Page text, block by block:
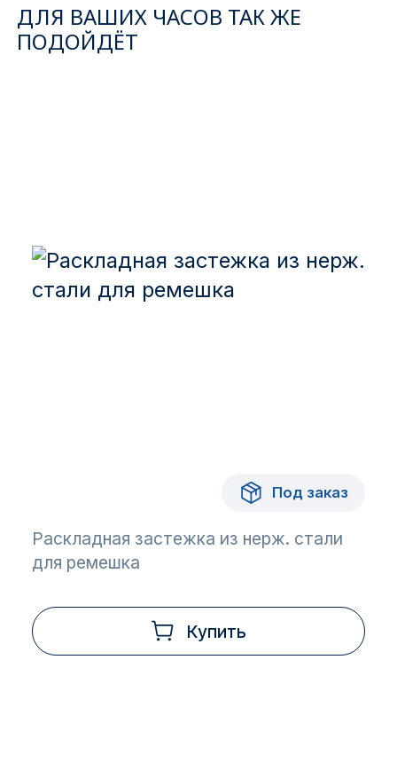
ДЛЯ ВАШИХ ЧАСОВ ТАК ЖЕ
ПОДОЙДЁТ
Под заказ
Раскладная застежка из нерж. стали
для ремешка
Купить